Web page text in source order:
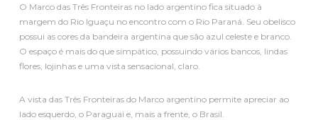
O Marco das Três Fronteiras no lado argentino fica situado à
margem do Rio Iguaçu no encontro com o Rio Paraná. Seu obelisco
possui as cores da bandeira argentina que são azul celeste e branco.
O espaço é mais do que simpático, possuindo vários bancos, lindas
flores, lojinhas e uma vista sensacional, claro.
A vista das Três Fronteiras do Marco argentino permite apreciar ao
lado esquerdo, o Paraguai e, mais a frente, o Brasil.